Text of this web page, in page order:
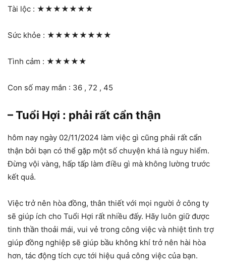
Tài lộc : ★★★★★★★
Sức khỏe : ★★★★★★★★
Tình cảm : ★★★★★
Con số may mắn : 36 , 72 , 45
– Tuổi Hợi : phải rất cẩn thận
hôm nay ngày 02/11/2024 làm việc gì cũng phải rất cẩn
thận bởi bạn có thể gặp một số chuyện khá là nguy hiểm.
Đừng vội vàng, hấp tấp làm điều gì mà không lường trước
kết quả.
Việc trở nên hòa đồng, thân thiết với mọi người ở công ty
sẽ giúp ích cho Tuổi Hợi rất nhiều đấy. Hãy luôn giữ được
tinh thần thoải mái, vui vẻ trong công việc và nhiệt tình trợ
giúp đồng nghiệp sẽ giúp bầu không khí trở nên hài hòa
hơn, tác động tích cực tới hiệu quả công việc của bạn.